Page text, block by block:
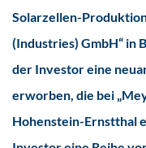
Solarzellen-
(Industries) GmbH“ in
der Investor eine
erworben, die bei
Hohenstein-Ernstthal